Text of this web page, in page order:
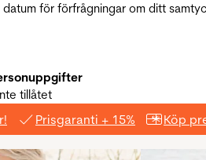
för förfrågningar om ditt
tillåtet
Prisgaranti + 15% Köp